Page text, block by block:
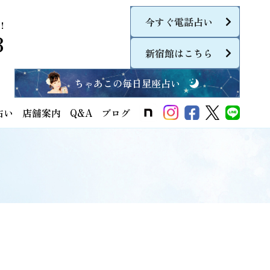
今すぐ電話占い
新宿館はこちら
ちゃあこの毎日星座占い
い 店舗案内 Q&A ブログ